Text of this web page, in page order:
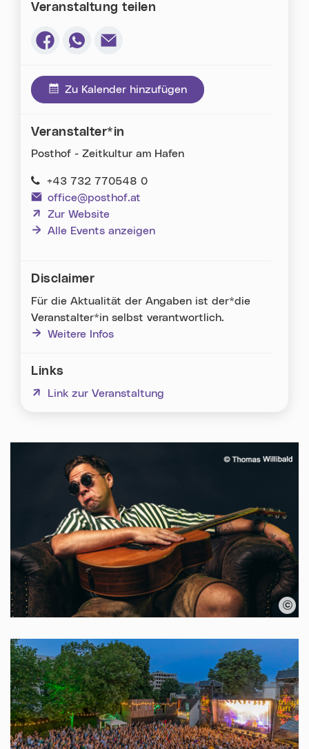
Veranstaltung teilen
Zu Kalender hinzufügen
Veranstalter*in
Posthof - Zeitkultur am Hafen
+43 732 770548 0
office@posthof.at
Zur Website
(neues Fenster)
Alle Events anzeigen
Disclaimer
Für die Aktualität der Angaben ist der*die
Veranstalter*in selbst verantwortlich.
Weitere Infos
Links
Link zur Veranstaltung
(neues Fenster)